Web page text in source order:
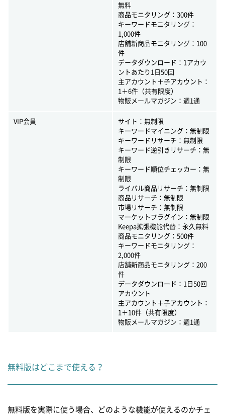
無料
商品モニタリング：300件
キーワードモニタリング：
1,000件
店舗新商品モニタリング：100
件
データダウンロード：1アカウ
ントあたり1日50回
主アカウント＋子アカウント：
1＋6件（共有限度）
物販メールマガジン：週1通
VIP会員
サイト：無制限
キーワードマイニング：無制限
キーワードリサーチ：無制限
キーワード逆引きリサーチ：無
制限
キーワード順位チェッカー：無
制限
ライバル商品リサーチ：無制限
商品リサーチ：無制限
市場リサーチ：無制限
マーケットプラグイン：無制限
Keepa拡張機能代替：永久無料
商品モニタリング：500件
キーワードモニタリング：
2,000件
店舗新商品モニタリング：200
件
データダウンロード：1日50回
アカウント
主アカウント＋子アカウント：
1＋10件（共有限度）
物販メールマガジン：週1通
無料版はどこまで使える？
無料版を実際に使う場合、どのような機能が使えるのかチェ